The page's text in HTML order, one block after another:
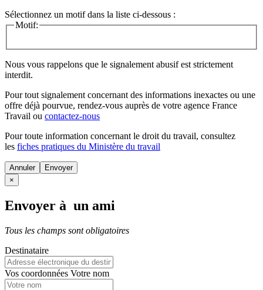
Sélectionnez un motif dans la liste ci-dessous :
Motif:
Nous vous rappelons que le signalement abusif est strictement
interdit.
Pour tout signalement concernant des informations inexactes ou une
offre déjà pourvue, rendez-vous auprès de votre agence France
Travail ou contactez-nous
Pour toute information concernant le droit du travail, consultez
les fiches pratiques du Ministère du travail
Annuler
×
Envoyer à un ami
Tous les champs sont obligatoires
Destinataire
Vos coordonnées Votre nom